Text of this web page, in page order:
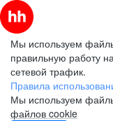
Мы используем
правильную работу
сетевой трафик.
Правила
Мы используем
файлов cookie